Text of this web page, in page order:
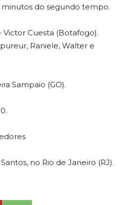
minutos do segundo tempo.
Victor Cuesta (Botafogo).
Raniele, Walter e
Sampaio (GO).
no Rio de Janeiro (RJ).